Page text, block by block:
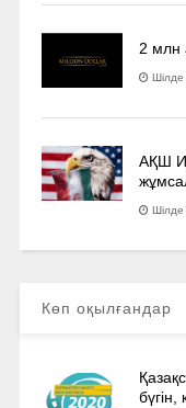
2 млн
АҚШ
Көп оқылғандар